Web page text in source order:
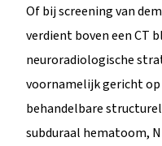
Of bij screening van
verdient boven een CT
neuroradiologische
voornamelijk gericht
behandelbare
subduraal hematoom,